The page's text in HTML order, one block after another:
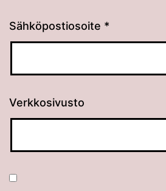
Sähköpostiosoite *
Verkkosivusto